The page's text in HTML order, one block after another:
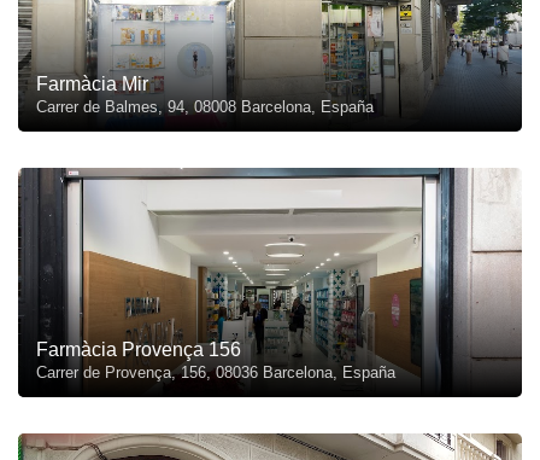
Farmàcia Mir
Carrer de Balmes, 94, 08008 Barcelona, España
Farmàcia Provença 156
Carrer de Provença, 156, 08036 Barcelona, España